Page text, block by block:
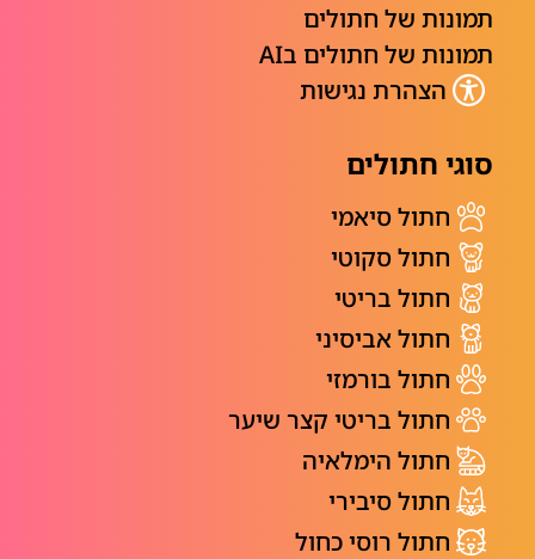
תמונות של חתולים
תמונות של חתולים בAI
הצהרת נגישות
סוגי חתולים
חתול סיאמי
חתול סקוטי
חתול בריטי
חתול אביסיני
חתול בורמזי
חתול בריטי קצר שיער
חתול הימלאיה
חתול סיבירי
חתול רוסי כחול